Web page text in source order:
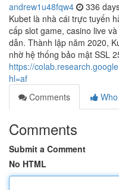
andrew1u48fqw4 336
Kubet là nhà cái trực tuyến
cấp slot game, casino live
dẫn. Thành lập năm 2020,
nhờ hệ thống bảo mật SSL
https://
hl=af
Comments
Comments
Submit a Comment
No HTML